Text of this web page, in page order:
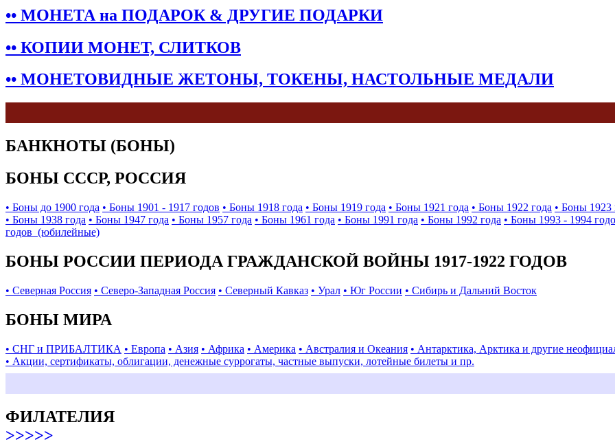
•• МОНЕТА на ПОДАРОК & ДРУГИЕ ПОДАРКИ
•• КОПИИ МОНЕТ, СЛИТКОВ
•• МОНЕТОВИДНЫЕ ЖЕТОНЫ, ТОКЕНЫ, НАСТОЛЬНЫЕ МЕДАЛИ
БАНКНОТЫ (БОНЫ)
БОНЫ СССР, РОССИЯ
• Боны до 1900 года • Боны 1901 - 1917 годов • Боны 1918 года • Боны 1919 года • Боны 1921 года • Боны 1922 года • Боны 1923
• Боны 1938 года • Боны 1947 года • Боны 1957 года • Боны 1961 года • Боны 1991 года • Боны 1992 года • Боны 1993 - 1994
годов (юбилейные)
БОНЫ РОССИИ ПЕРИОДА ГРАЖДАНСКОЙ ВОЙНЫ 1917-1922 ГОДОВ
• Северная Россия • Северо-Западная Россия • Северный Кавказ • Урал • Юг России • Сибирь и Дальний Восток
БОНЫ МИРА
• СНГ и ПРИБАЛТИКА • Европа • Азия • Африка • Америка • Австралия и Океания • Антарктика, Арктика и другие
• Акции, сертификаты, облигации, денежные суррогаты, частные выпуски, лотейные билеты и пр.
ФИЛАТЕЛИЯ
>>>>>